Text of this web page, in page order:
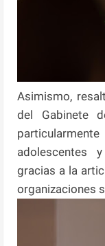
Asimismo,
del Gabinete
adolescentes
gracias a la
organizaciones